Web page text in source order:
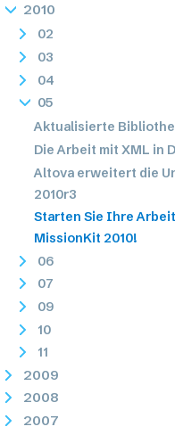
2010
02
03
04
05
Aktualisierte
Die Arbeit mit XML in
Altova erweitert die
2010r3
Starten Sie Ihre
MissionKit 2010!
06
07
09
10
11
2009
2008
2007